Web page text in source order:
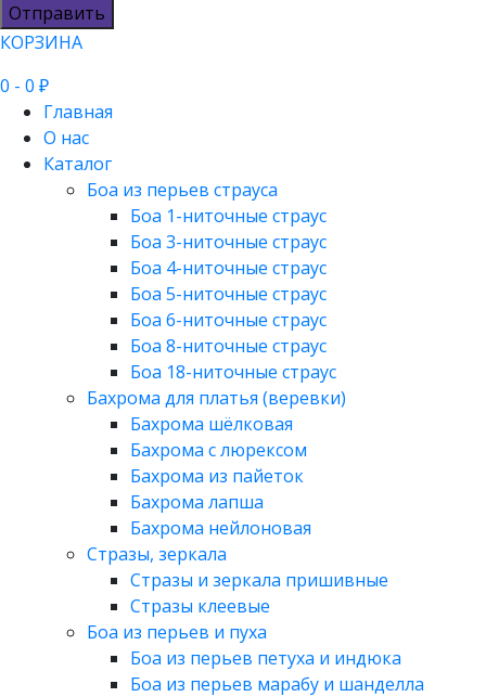
Отправить
КОРЗИНА
0 - 0 ₽
Главная
О нас
Каталог
Боа из перьев страуса
Боа 1-ниточные страус
Боа 3-ниточные страус
Боа 4-ниточные страус
Боа 5-ниточные страус
Боа 6-ниточные страус
Боа 8-ниточные страус
Боа 18-ниточные страус
Бахрома для платья (веревки)
Бахрома шёлковая
Бахрома с люрексом
Бахрома из пайеток
Бахрома лапша
Бахрома нейлоновая
Стразы, зеркала
Стразы и зеркала пришивные
Стразы клеевые
Боа из перьев и пуха
Боа из перьев петуха и индюка
Боа из перьев марабу и шанделла